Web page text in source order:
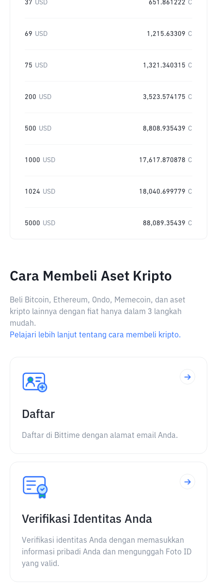
37 USD 651.861222 C
69 USD 1,215.63309 C
75 USD 1,321.340315 C
200 USD 3,523.574175 C
500 USD 8,808.935439 C
1000 USD 17,617.870878 C
1024 USD 18,040.699779 C
5000 USD 88,089.35439 C
Cara Membeli Aset Kripto
Beli Bitcoin, Ethereum, Ondo, Memecoin, dan aset
kripto lainnya dengan fiat hanya dalam 3 langkah
mudah.
Pelajari lebih lanjut tentang cara membeli kripto.
Daftar
Daftar di Bittime dengan alamat email Anda.
Verifikasi Identitas Anda
Verifikasi identitas Anda dengan memasukkan
informasi pribadi Anda dan mengunggah Foto ID
yang valid.